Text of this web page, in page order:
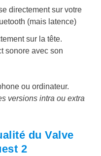
directement sur votre
(mais latence)
sur la tête.
sonore avec son
ou ordinateur.
versions intra ou extra
du Valve
2